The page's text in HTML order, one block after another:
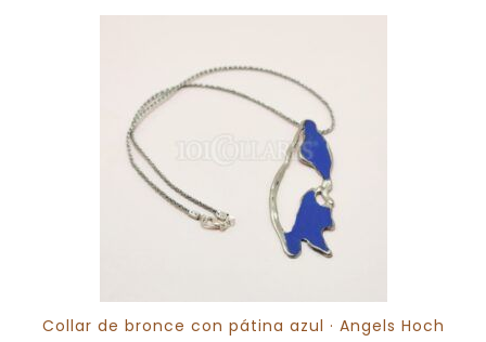
Collar de bronce con pátina azul · Angels Hoch